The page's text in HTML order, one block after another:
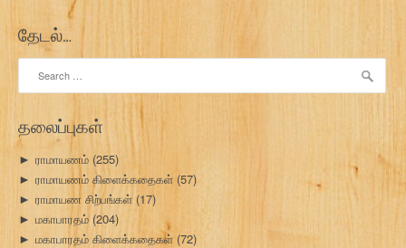
தேடல்…
தலைப்புகள்
► ராமாயணம் (255)
► ராமாயணம் கிளைக்கதைகள் (57)
► ராமாயண சிற்பங்கள் (17)
► மகாபாரதம் (204)
► மகாபாரதம் கிளைக்கதைகள் (72)